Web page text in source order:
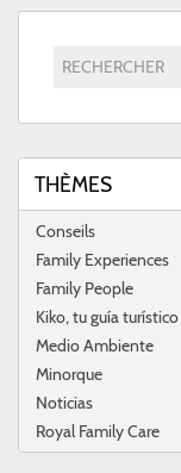
RECHERCHER
THÈMES
Conseils
Family Experiences
Family People
Kiko, tu guía turístico
Medio Ambiente
Minorque
Noticias
Royal Family Care